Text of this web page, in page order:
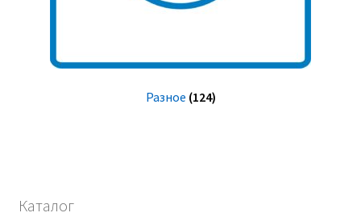
Разное (124)
Каталог